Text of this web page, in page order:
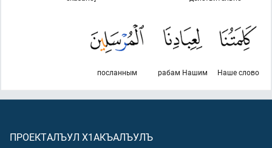
Наше слово
рабам Нашим
посланным
ПРОЕКТАЛЪУЛ Х1АКЪАЛЪУЛЪ